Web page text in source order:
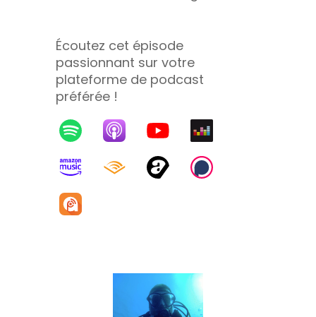
Écoutez cet épisode
passionnant sur votre
plateforme de podcast
préférée !